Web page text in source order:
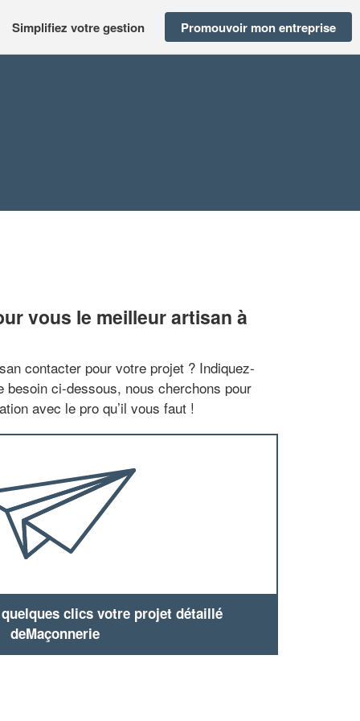
Simplifiez votre gestion Promouvoir mon entreprise
vous le meilleur artisan à
contacter pour votre projet ? Indiquez-
besoin ci-dessous, nous cherchons pour
avec le pro qu’il vous faut !
clics votre projet détaillé
deMaçonnerie